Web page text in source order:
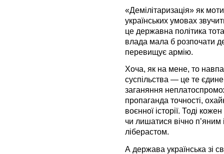
«Демілітаризація» як
українських умовах
це державна політика
влада мала б розпочати
перевищує армію.
Хоча, як на мене, то
суспільства — це те
заганяння
пропаганда точності,
воєнної історії. Тоді
чи лишатися вічно
ліберастом.
А держава українська зі